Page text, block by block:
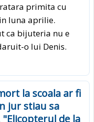
primita cu
luna aprilie.
ca bijuteria nu e
o lui Denis.
la scoala ar fi
jur stiau sa
de la